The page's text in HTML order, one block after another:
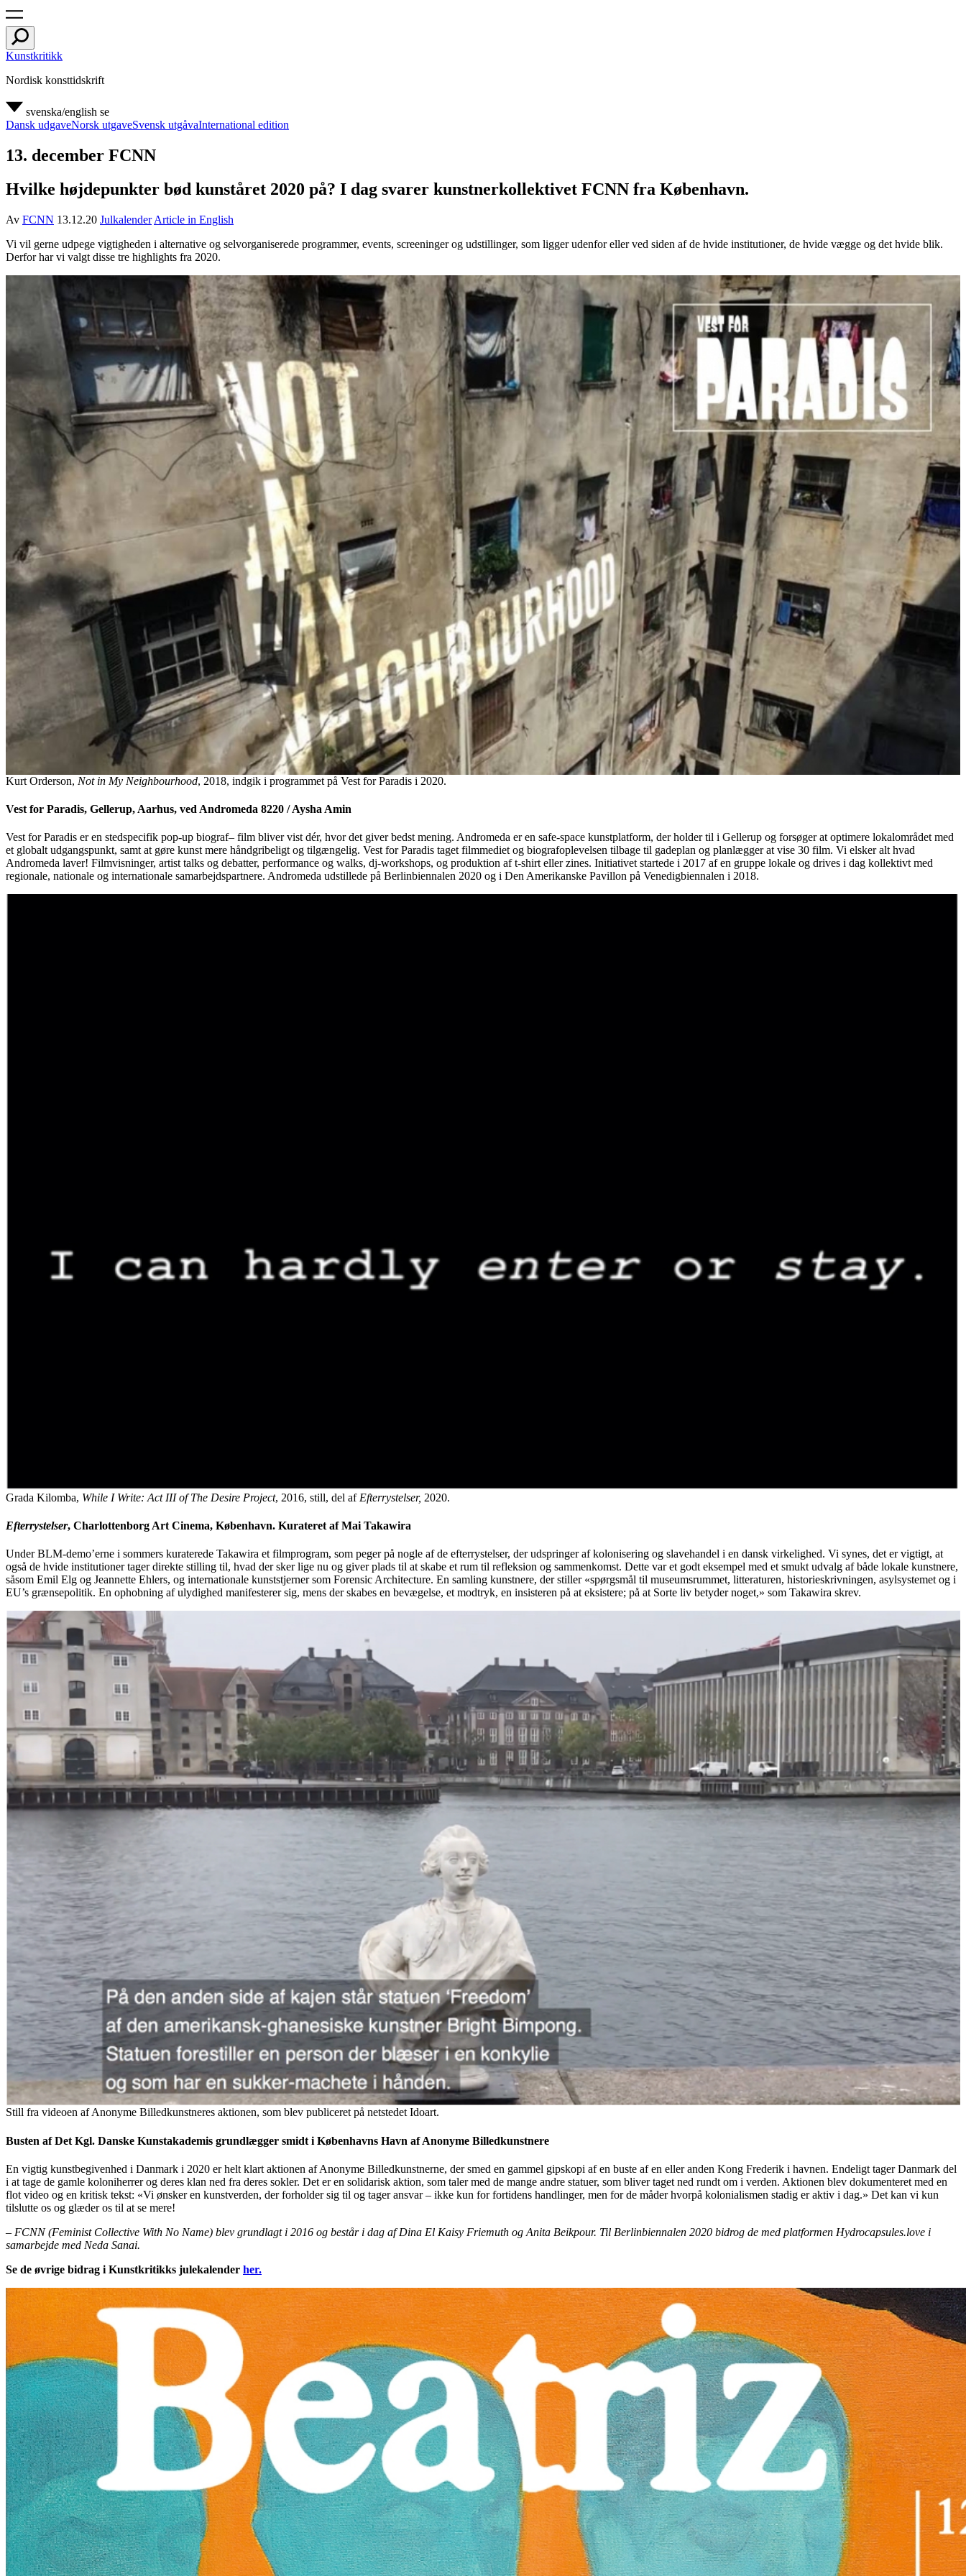
Kunstkritikk
Nordisk konsttidskrift
svenska/english se
Dansk udgaveNorsk utgaveSvensk utgåvaInternational edition
13. december FCNN
Hvilke højdepunkter bød kunståret 2020 på? I dag svarer kunstnerkollektivet FCNN fra København.
Av FCNN 13.12.20 Julkalender Article in English
Vi vil gerne udpege vigtigheden i alternative og selvorganiserede programmer, events, screeninger og udstillinger, som ligger udenfor eller ved siden af de hvide institutioner, de hvide vægge og det hvide blik.
Derfor har vi valgt disse tre highlights fra 2020.
Kurt Orderson, Not in My Neighbourhood, 2018, indgik i programmet på Vest for Paradis i 2020.
Vest for Paradis, Gellerup, Aarhus, ved Andromeda 8220 / Aysha Amin
Vest for Paradis er en stedspecifik pop-up biograf– film bliver vist dér, hvor det giver bedst mening. Andromeda er en safe-space kunstplatform, der holder til i Gellerup og forsøger at optimere lokalområdet med
et globalt udgangspunkt, samt at gøre kunst mere håndgribeligt og tilgængelig. Vest for Paradis taget filmmediet og biografoplevelsen tilbage til gadeplan og planlægger at vise 30 film. Vi elsker alt hvad
Andromeda laver! Filmvisninger, artist talks og debatter, performance og walks, dj-workshops, og produktion af t-shirt eller zines. Initiativet startede i 2017 af en gruppe lokale og drives i dag kollektivt med
regionale, nationale og internationale samarbejdspartnere. Andromeda udstillede på Berlinbiennalen 2020 og i Den Amerikanske Pavillon på Venedigbiennalen i 2018.
Grada Kilomba, While I Write: Act III of The Desire Project, 2016, still, del af Efterrystelser, 2020.
Efterrystelser, Charlottenborg Art Cinema, København. Kurateret af Mai Takawira
Under BLM-demo’erne i sommers kuraterede Takawira et filmprogram, som peger på nogle af de efterrystelser, der udspringer af kolonisering og slavehandel i en dansk virkelighed. Vi synes, det er vigtigt, at
også de hvide institutioner tager direkte stilling til, hvad der sker lige nu og giver plads til at skabe et rum til refleksion og sammenkomst. Dette var et godt eksempel med et smukt udvalg af både lokale kunstnere,
såsom Emil Elg og Jeannette Ehlers, og internationale kunststjerner som Forensic Architecture. En samling kunstnere, der stiller «spørgsmål til museumsrummet, litteraturen, historieskrivningen, asylsystemet og i
EU’s grænsepolitik. En ophobning af ulydighed manifesterer sig, mens der skabes en bevægelse, et modtryk, en insisteren på at eksistere; på at Sorte liv betyder noget,» som Takawira skrev.
Still fra videoen af Anonyme Billedkunstneres aktionen, som blev publiceret på netstedet Idoart.
Busten af Det Kgl. Danske Kunstakademis grundlægger smidt i Københavns Havn af Anonyme Billedkunstnere
En vigtig kunstbegivenhed i Danmark i 2020 er helt klart aktionen af Anonyme Billedkunstnerne, der smed en gammel gipskopi af en buste af en eller anden Kong Frederik i havnen. Endeligt tager Danmark del
i at tage de gamle koloniherrer og deres klan ned fra deres sokler. Det er en solidarisk aktion, som taler med de mange andre statuer, som bliver taget ned rundt om i verden. Aktionen blev dokumenteret med en
flot video og en kritisk tekst: «Vi ønsker en kunstverden, der forholder sig til og tager ansvar – ikke kun for fortidens handlinger, men for de måder hvorpå kolonialismen stadig er aktiv i dag.» Det kan vi kun
tilslutte os og glæder os til at se mere!
– FCNN (Feminist Collective With No Name) blev grundlagt i 2016 og består i dag af Dina El Kaisy Friemuth og Anita Beikpour. Til Berlinbiennalen 2020 bidrog de med platformen Hydrocapsules.love i
samarbejde med Neda Sanai.
Se de øvrige bidrag i Kunstkritikks julekalender her.